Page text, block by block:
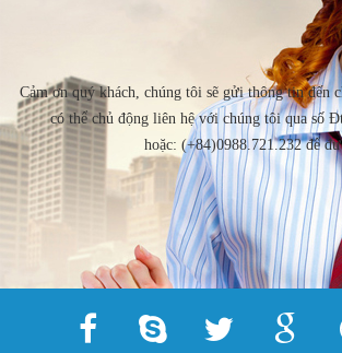
Cảm ơn quý khách, chúng tôi sẽ gửi thông tin đến
có thể chủ động liên hệ với chúng tôi qua số
hoặc: (+84)0988.721.232 để